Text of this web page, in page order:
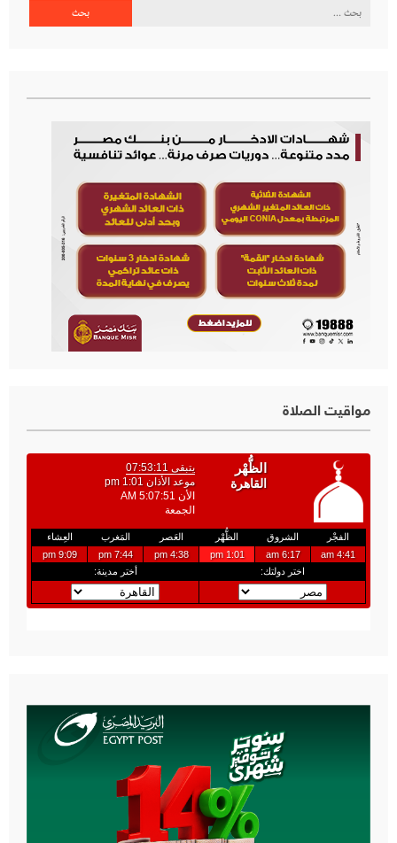
البحث
مواقيت الصلاة